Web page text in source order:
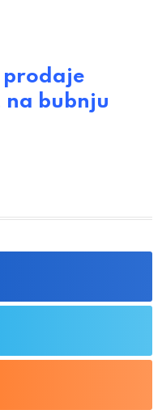
prodaje
na bubnju